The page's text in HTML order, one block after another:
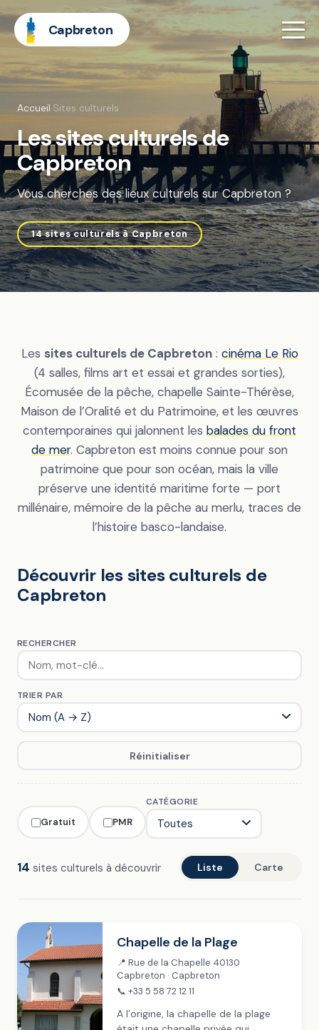
Capbreton
Accueil·Sites culturels
Les sites culturels de
Capbreton
Vous cherches des lieux culturels sur Capbreton ?
14 sites culturels à Capbreton
Les sites culturels de Capbreton: cinéma Le Rio
(4 salles, films art et essai et grandes sorties),
Écomusée de la pêche, chapelle Sainte-Thérèse,
Maison de l’Oralité et du Patrimoine, et les œuvres
contemporaines qui jalonnent les balades du front
de mer. Capbreton est moins connue pour son
patrimoine que pour son océan, mais la ville
préserve une identité maritime forte — port
millénaire, mémoire de la pêche au merlu, traces de
l’histoire basco-landaise.
Découvrir les sites culturels de
Capbreton
RECHERCHER
TRIER PAR
Réinitialiser
Gratuit PMR
CATÉGORIE
14 sites culturels à découvrir Liste Carte
Chapelle de la Plage
📍 Rue de la Chapelle 40130
Capbreton · Capbreton
📞 +33 5 58 72 12 11
A l’origine, la chapelle de la plage